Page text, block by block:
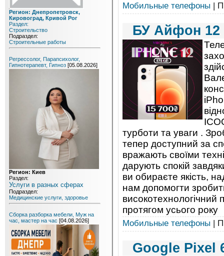
Регион: Днепропетровск,
Кировоград, Кривой Рог
Раздел:
Строительство
Подраздел:
Строительные работы
Регрессолог, Парапсихолог,
Гипнотерапевт, Гипноз [05.08.2026]
Регион: Киев
Раздел:
Услуги в разных сферах
Подраздел:
Медицинские услуги, здоровье
Сборка разборка мебели, Муж на
час, мастер на час [04.08.2026]
Мобильные телефоны |
БУ Айфoн 12
турботи та уваги .
тепер доступний за
вражають своїми
дарують спокій
ви обираєте якість,
нам допомогти
високотехнологічний
протягом усього року
Мобильные телефоны |
Google Pixel